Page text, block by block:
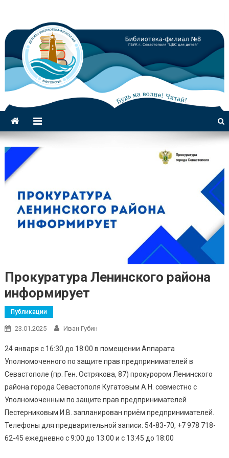
детей
Прокуратура Ленинского района
информирует
Публикации
23.01.2025 Иван Губин
24 января с 16:30 до 18:00 в помещении Аппарата
Уполномоченного по защите прав предпринимателей в
Севастополе (пр. Ген. Острякова, 87) прокурором Ленинского
района города Севастополя Кугатовым А.Н. совместно с
Уполномоченным по защите прав предпринимателей
Пестерниковым И.В. запланирован приём предпринимателей.
Телефоны для предварительной записи: 54-83-70, +7 978 718-
62-45 ежедневно с 9:00 до 13:00 и с 13:45 до 18:00